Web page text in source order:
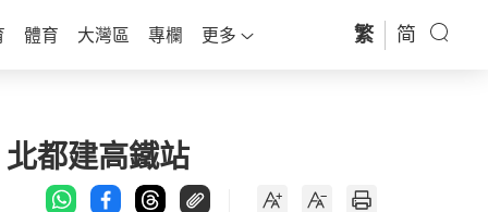
體育 大灣區 專欄 更多 繁 简
都建高鐵站